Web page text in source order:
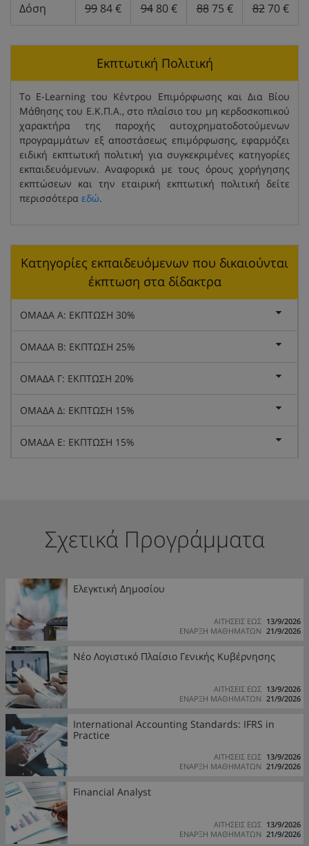
Δόση 99 84 € 94 80 € 88 75 € 82 70 €
Εκπτωτική Πολιτική
Το E-Learning του Κέντρου Επιμόρφωσης και Δια Βίου
Μάθησης του Ε.Κ.Π.Α., στο πλαίσιο του μη κερδοσκοπικού
χαρακτήρα της παροχής αυτοχρηματοδοτούμενων
προγραμμάτων εξ αποστάσεως επιμόρφωσης, εφαρμόζει
ειδική εκπτωτική πολιτική για συγκεκριμένες κατηγορίες
εκπαιδευόμενων. Αναφορικά με τους όρους χορήγησης
εκπτώσεων και την εταιρική εκπτωτική πολιτική δείτε
περισσότερα εδώ.
Κατηγορίες εκπαιδευόμενων που δικαιούνται
έκπτωση στα δίδακτρα
ΟΜΑΔΑ Α: ΕΚΠΤΩΣΗ 30%
ΟΜΑΔΑ Β: ΕΚΠΤΩΣΗ 25%
ΟΜΑΔΑ Γ: ΕΚΠΤΩΣΗ 20%
ΟΜΑΔΑ Δ: ΕΚΠΤΩΣΗ 15%
ΟΜΑΔΑ Ε: ΕΚΠΤΩΣΗ 15%
Σχετικά Προγράμματα
Ελεγκτική Δημοσίου
ΑΙΤΗΣΕΙΣ ΕΩΣ 13/9/2026
ΕΝΑΡΞΗ ΜΑΘΗΜΑΤΩΝ 21/9/2026
Νέο Λογιστικό Πλαίσιο Γενικής Κυβέρνησης
ΑΙΤΗΣΕΙΣ ΕΩΣ 13/9/2026
ΕΝΑΡΞΗ ΜΑΘΗΜΑΤΩΝ 21/9/2026
International Accounting Standards: IFRS in
Practice
ΑΙΤΗΣΕΙΣ ΕΩΣ 13/9/2026
ΕΝΑΡΞΗ ΜΑΘΗΜΑΤΩΝ 21/9/2026
Financial Analyst
ΑΙΤΗΣΕΙΣ ΕΩΣ 13/9/2026
ΕΝΑΡΞΗ ΜΑΘΗΜΑΤΩΝ 21/9/2026